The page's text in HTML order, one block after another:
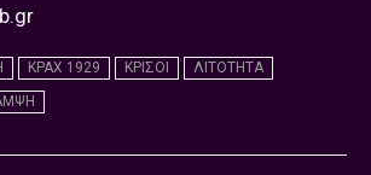
ΚΡΑΧ 1929 ΚΡΙΣΟΙ
ΛΙΤΟΤΗΤΑ